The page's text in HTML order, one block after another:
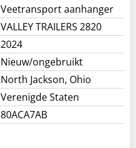
Veetransport aanhanger
VALLEY TRAILERS 2820
2024
Nieuw/ongebruikt
North Jackson, Ohio
Verenigde Staten
80ACA7AB